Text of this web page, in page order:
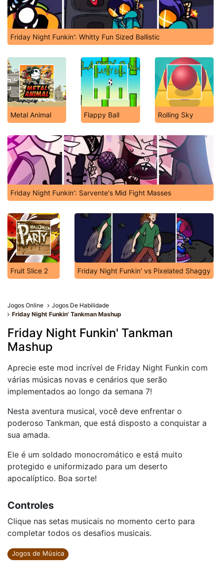
Friday Night Funkin': Whitty Fun Sized Ballistic
Metal Animal Flappy Ball Rolling Sky
Friday Night Funkin': Sarvente's Mid Fight Masses
Fruit Slice 2 Friday Night Funkin' vs Pixelated Shaggy
Jogos Online
Jogos De Habilidade
Friday Night Funkin' Tankman Mashup
Friday Night Funkin' Tankman
Mashup
Aprecie este mod incrível de Friday Night Funkin com
várias músicas novas e cenários que serão
implementados ao longo da semana 7!
Nesta aventura musical, você deve enfrentar o
poderoso Tankman, que está disposto a conquistar a
sua amada.
Ele é um soldado monocromático e está muito
protegido e uniformizado para um deserto
apocalíptico. Boa sorte!
Controles
Clique nas setas musicais no momento certo para
completar todos os desafios musicais.
Jogos de Música